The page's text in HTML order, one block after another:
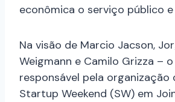
econômica o serviço público
Na visão de Marcio Jacson,
Weigmann e Camilo Grizza –
responsável pela organização
Startup Weekend (SW) em